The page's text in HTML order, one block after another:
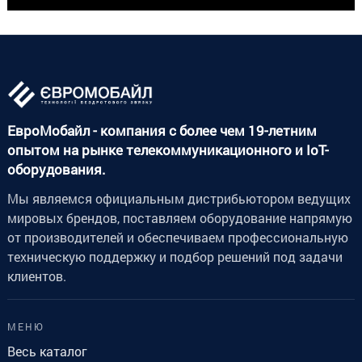
ЕвроМобайл - компания с более чем 19-летним
опытом на рынке телекоммуникационного и IoT-
оборудования.
Мы являемся официальным дистрибьютором ведущих
мировых брендов, поставляем оборудование напрямую
от производителей и обеспечиваем профессиональную
техническую поддержку и подбор решений под задачи
клиентов.
МЕНЮ
Весь каталог